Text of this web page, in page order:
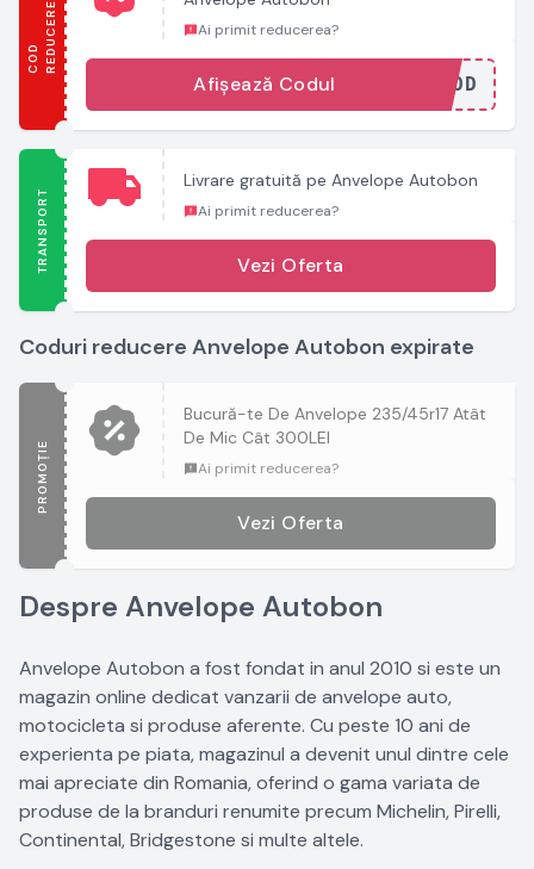
C
O
D
R
E
D
U
C
E
R E Ai primit reducerea?
...COD
Afișează Codul
TRANSPORT
Livrare gratuită pe Anvelope Autobon
Ai primit reducerea?
Vezi Oferta
Coduri reducere Anvelope Autobon expirate
PROMOȚIE
Bucură-te De Anvelope 235/45r17 Atât
De Mic Cât 300LEI
Ai primit reducerea?
Vezi Oferta
Despre Anvelope Autobon
Anvelope Autobon a fost fondat in anul 2010 si este un
magazin online dedicat vanzarii de anvelope auto,
motocicleta si produse aferente. Cu peste 10 ani de
experienta pe piata, magazinul a devenit unul dintre cele
mai apreciate din Romania, oferind o gama variata de
produse de la branduri renumite precum Michelin, Pirelli,
Continental, Bridgestone si multe altele.